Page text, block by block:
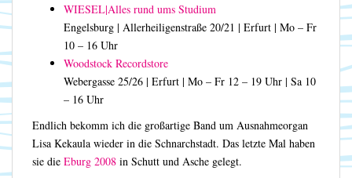
WIESEL|Alles rund ums Studium
Engelsburg | Allerheiligenstraße 20/21 | Erfurt | Mo – Fr
10 – 16 Uhr
Woodstock Recordstore
Webergasse 25/26 | Erfurt | Mo – Fr 12 – 19 Uhr | Sa 10
– 16 Uhr
Endlich bekomm ich die großartige Band um Ausnahmeorgan
Lisa Kekaula wieder in die Schnarchstadt. Das letzte Mal haben
sie die Eburg 2008 in Schutt und Asche gelegt.